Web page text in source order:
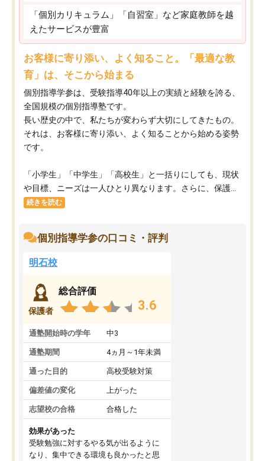
「個別カリキュラム」「自習室」など家庭教師を越
えたサービスが豊富
お客様に寄り添い、よく知ること。「最適な教
育」は、そこから始まる
個別指導学参は、受験指導40年以上の実績と経験を誇る、
全国規模の個別指導塾です。
長い歴史の中で、私たちが変わらず大切にしてきたもの。
それは、お客様に寄り添い、よく知ることから始める姿勢
です。
「小学生」「中学生」「高校生」と一括りにしても、現状
や目標、ニーズは一人ひとり異なります。さらに、保護...
続きを読む
個別指導学参の口コミ・評判
明石校
保護者
総合評価
3.6
通塾開始時の学年 中3
通塾期間 4ヵ月～1年未満
通った目的 高校受験対策
偏差値の変化 上がった
志望校の合格 合格した
効果があった
受験勉強に対するやる気が出るように
なり、集中できる環境も良かったと思